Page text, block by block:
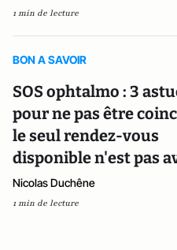
1 min de lecture
BON A SAVOIR
SOS ophtalmo : 3
pour ne pas être
le seul rendez-vous
disponible n'est pas
Nicolas Duchêne
1 min de lecture